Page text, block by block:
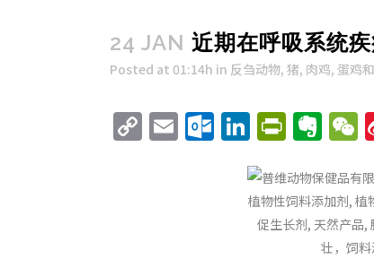
24 JAN 近期在呼吸系统
Posted at 01:14h in 反刍动物, 猪, 肉鸡, 蛋鸡
CopyEmailLinkedIn